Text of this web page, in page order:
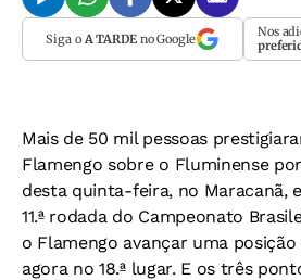
Siga o A TARDEno Google Nos
Mais de 50 mil pessoas
Flamengo sobre o Fluminense
desta quinta-feira, no Maracanã,
11.ª rodada do Campeonato
o Flamengo avançar uma
agora no 18.ª lugar. E os três